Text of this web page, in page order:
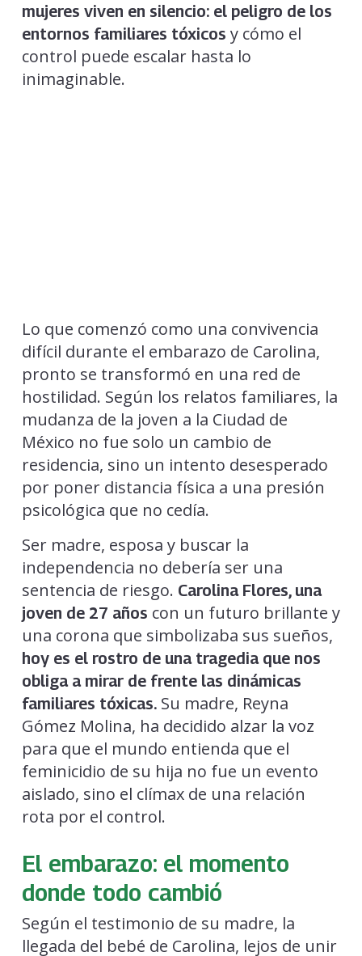
mujeres viven en silencio: el peligro de los
entornos familiares tóxicos y cómo el
control puede escalar hasta lo
inimaginable.
Lo que comenzó como una convivencia
difícil durante el embarazo de Carolina,
pronto se transformó en una red de
hostilidad. Según los relatos familiares, la
mudanza de la joven a la Ciudad de
México no fue solo un cambio de
residencia, sino un intento desesperado
por poner distancia física a una presión
psicológica que no cedía.
Ser madre, esposa y buscar la
independencia no debería ser una
sentencia de riesgo. Carolina Flores, una
joven de 27 años con un futuro brillante y
una corona que simbolizaba sus sueños,
hoy es el rostro de una tragedia que nos
obliga a mirar de frente las dinámicas
familiares tóxicas.Su madre, Reyna
Gómez Molina, ha decidido alzar la voz
para que el mundo entienda que el
feminicidio de su hija no fue un evento
aislado, sino el clímax de una relación
rota por el control.
El embarazo: el momento
donde todo cambió
Según el testimonio de su madre, la
llegada del bebé de Carolina, lejos de unir